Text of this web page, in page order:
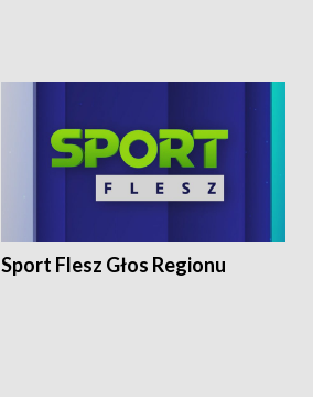
Sport Flesz Głos Regionu